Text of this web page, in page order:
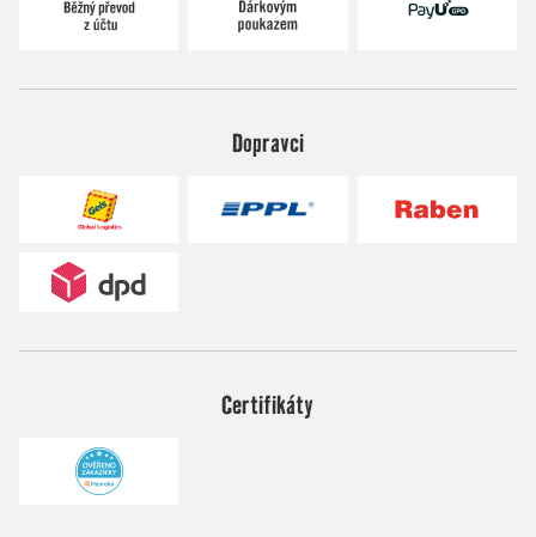
Dopravci
Certifikáty